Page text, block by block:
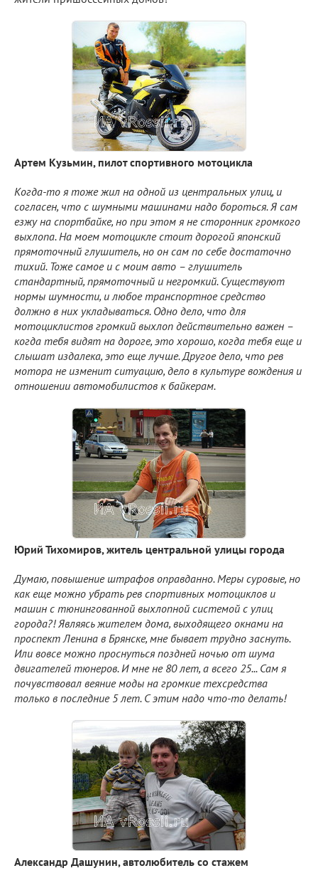
Артем Кузьмин, пилот спортивного мотоцикла
Когда-то я тоже жил на одной из центральных улиц, и
согласен, что с шумными машинами надо бороться. Я сам
езжу на спортбайке, но при этом я не сторонник громкого
выхлопа. На моем мотоцикле стоит дорогой японский
прямоточный глушитель, но он сам по себе достаточно
тихий. Тоже самое и с моим авто – глушитель
стандартный, прямоточный и негромкий. Существуют
нормы шумности, и любое транспортное средство
должно в них укладываться. Одно дело, что для
мотоциклистов громкий выхлоп действительно важен –
когда тебя видят на дороге, это хорошо, когда тебя еще и
слышат издалека, это еще лучше. Другое дело, что рев
мотора не изменит ситуацию, дело в культуре вождения и
отношении автомобилистов к байкерам.
Юрий Тихомиров, житель центральной улицы города
Думаю, повышение штрафов оправданно. Меры суровые, но
как еще можно убрать рев спортивных мотоциклов и
машин с тюнингованной выхлопной системой с улиц
города?! Являясь жителем дома, выходящего окнами на
проспект Ленина в Брянске, мне бывает трудно заснуть.
Или вовсе можно проснуться поздней ночью от шума
двигателей тюнеров. И мне не 80 лет, а всего 25... Сам я
почувствовал веяние моды на громкие техсредства
только в последние 5 лет. С этим надо что-то делать!
Александр Дашунин, автолюбитель со стажем